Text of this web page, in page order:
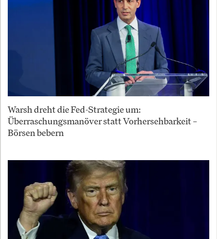
Warsh dreht die Fed-Strategie um:
Überraschungsmanöver statt Vorhersehbarkeit –
Börsen bebern